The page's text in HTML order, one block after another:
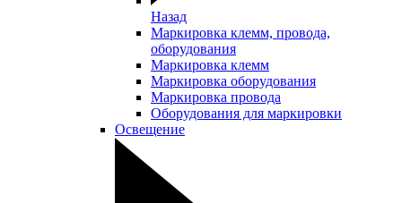
Назад
Маркировка клемм, провода,
оборудования
Маркировка клемм
Маркировка оборудования
Маркировка провода
Оборудования для маркировки
Освещение